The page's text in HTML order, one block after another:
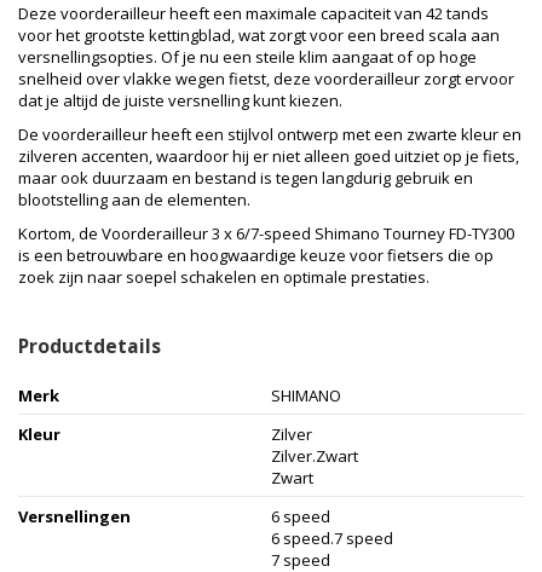
Deze voorderailleur heeft een maximale capaciteit van 42 tands
voor het grootste kettingblad, wat zorgt voor een breed scala aan
versnellingsopties. Of je nu een steile klim aangaat of op hoge
snelheid over vlakke wegen fietst, deze voorderailleur zorgt ervoor
dat je altijd de juiste versnelling kunt kiezen.
De voorderailleur heeft een stijlvol ontwerp met een zwarte kleur en
zilveren accenten, waardoor hij er niet alleen goed uitziet op je fiets,
maar ook duurzaam en bestand is tegen langdurig gebruik en
blootstelling aan de elementen.
Kortom, de Voorderailleur 3 x 6/7-speed Shimano Tourney FD-TY300
is een betrouwbare en hoogwaardige keuze voor fietsers die op
zoek zijn naar soepel schakelen en optimale prestaties.
Productdetails
Merk
SHIMANO
Kleur
Zilver
Zilver.Zwart
Zwart
Versnellingen
6 speed
6 speed.7 speed
7 speed